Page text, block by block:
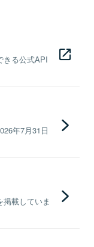
きる公式API
年7月31日
載していま